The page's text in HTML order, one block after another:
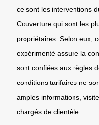
ce sont les interventions
Couverture qui sont les
propriétaires. Selon eux,
expérimenté assure la
sont confiées aux règles
conditions tarifaires ne
amples informations,
chargés de clientèle.